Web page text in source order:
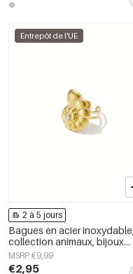
Entrepôt de l'UE
2 à 5 jours
Bagues en acier inoxydable,
collection animaux, bijoux
simples pour femmes
MSRP €9,99
€2,95